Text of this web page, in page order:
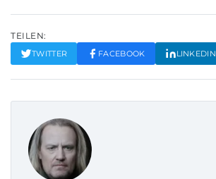
TEILEN:
TWITTER FACEBOOK LINKEDIN